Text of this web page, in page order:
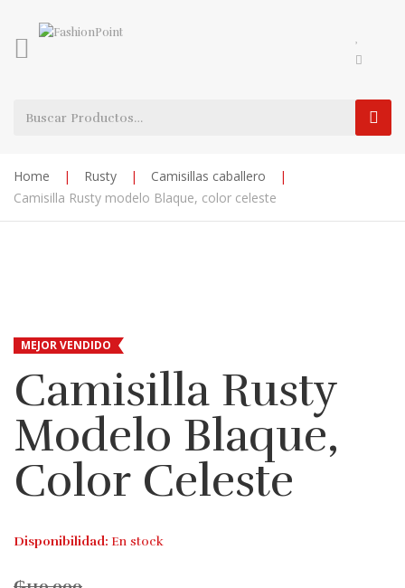
Home | Rusty | Camisillas caballero
|
Camisilla Rusty modelo Blaque, color celeste
MEJOR VENDIDO
Camisilla Rusty
Modelo Blaque,
Color Celeste
Disponibilidad: En stock